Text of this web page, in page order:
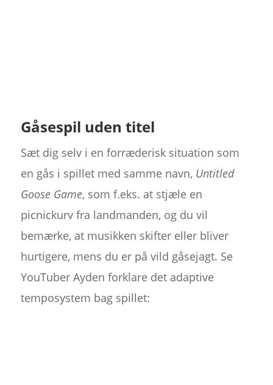
Gåsespil uden titel
Sæt dig selv i en forræderisk situation som
en gås i spillet med samme navn, Untitled
Goose Game, som f.eks. at stjæle en
picnickurv fra landmanden, og du vil
bemærke, at musikken skifter eller bliver
hurtigere, mens du er på vild gåsejagt. Se
YouTuber Ayden forklare det adaptive
temposystem bag spillet: